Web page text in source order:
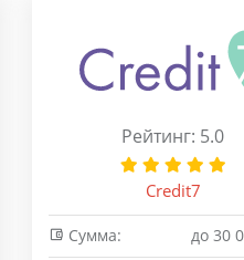
Рейтинг: 5.0
Credit7
Сумма:
до 30